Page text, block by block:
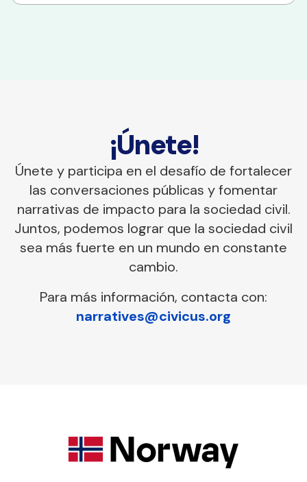
¡Únete!
Únete y participa en el desafío de fortalecer
las conversaciones públicas y fomentar
narrativas de impacto para la sociedad civil.
Juntos, podemos lograr que la sociedad civil
sea más fuerte en un mundo en constante
cambio.
Para más información, contacta con:
narratives@civicus.org